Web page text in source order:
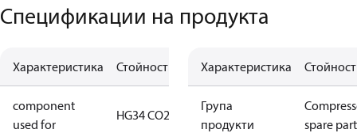
Спецификации на продукта
Характеристика Стойност
component
used for
HG34 CO2 T
Характеристика Стойност
Група
продукти
spare